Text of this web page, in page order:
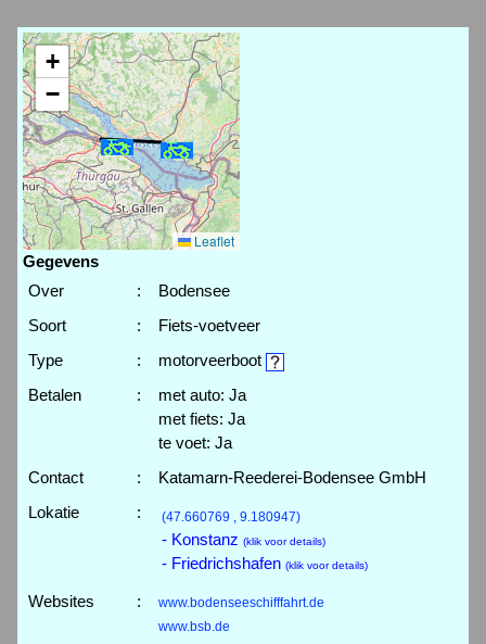
+
−
Leaflet
Gegevens
Over
:
Bodensee
Soort
:
Fiets-voetveer
Type
:
motorveerboot
Betalen
:
met auto: Ja
met fiets: Ja
te voet: Ja
Contact
:
Katamarn-Reederei-Bodensee GmbH
Lokatie
: (47.660769 , 9.180947)
- Konstanz (klik voor details)
- Friedrichshafen (klik voor details)
Websites :
www.bodenseeschifffahrt.de
www.bsb.de